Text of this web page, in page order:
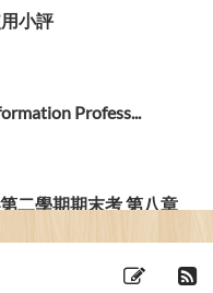
小評
Profess...
二學期期末考 第八章